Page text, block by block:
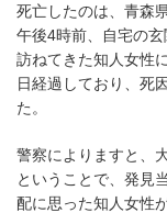
死亡したのは、青森
午後4時前、自宅の
訪ねてきた知人女性
日経過しており、死
た。
警察によりますと、
ということで、発見
配に思った知人女性